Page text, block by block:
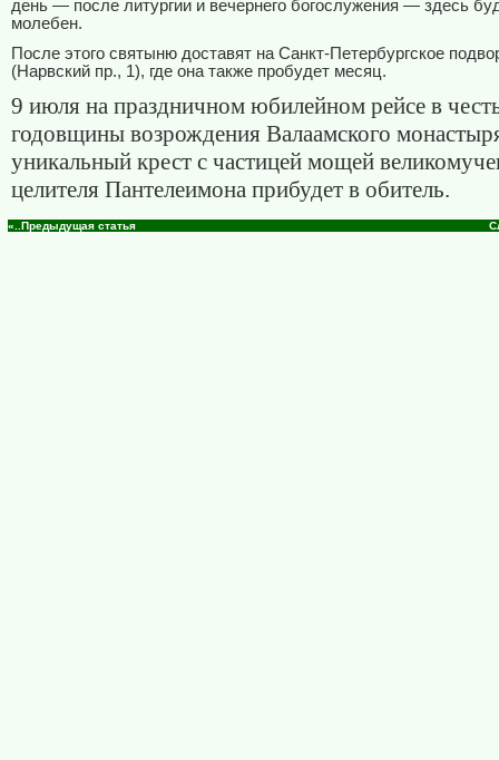
день — после литургии и вечернего богослужения — здесь
молебен.
После этого святыню доставят на Санкт-Петербургское
(Нарвский пр., 1), где она также пробудет месяц.
9 июля на праздничном юбилейном рейсе в
годовщины возрождения Валаамского
уникальный крест с частицей мощей
целителя Пантелеимона прибудет в обитель.
«..Предыдущая статья